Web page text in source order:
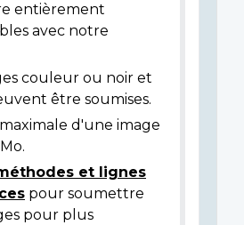
entièrement
avec notre
couleur ou noir et
être soumises.
d'une image
et lignes
pour soumettre
pour plus